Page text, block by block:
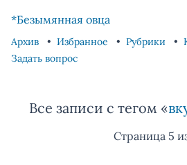
*Безымянная овца
Архив Избранное Рубрики
Задать вопрос
Все записи с тегом «
Страница 5